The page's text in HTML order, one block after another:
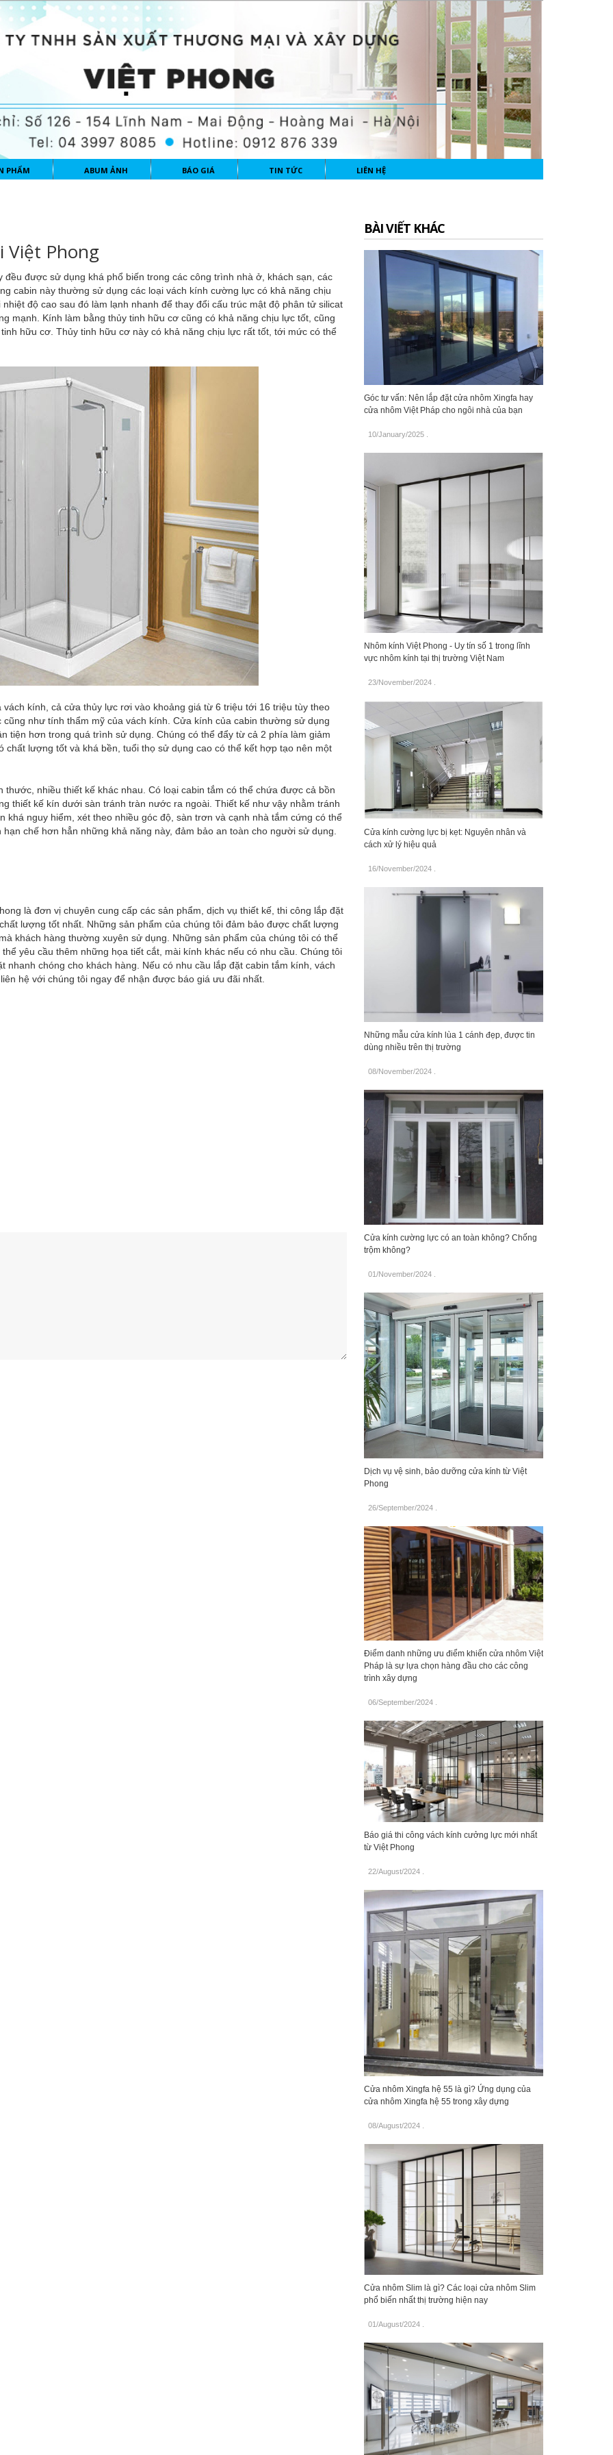
PHẨM ABUM ẢNH BÁO GIÁ TIN TỨC LIÊN HỆ
Việt Phong
được sử dụng khá phổ biến trong các công trình nhà ở, khách sạn, các
cabin này thường sử dụng các loại vách kính cường lực có khả năng chịu
độ cao sau đó làm lạnh nhanh để thay đổi cấu trúc mật độ phân tử silicat
mạnh. Kính làm bằng thủy tinh hữu cơ cũng có khả năng chịu lực tốt, cũng
hữu cơ. Thủy tinh hữu cơ này có khả năng chịu lực rất tốt, tới mức có thể
kính, cả cửa thủy lực rơi vào khoảng giá từ 6 triệu tới 16 triệu tùy theo
như tính thẩm mỹ của vách kính. Cửa kính của cabin thường sử dụng
tiện hơn trong quá trình sử dụng. Chúng có thể đẩy từ cả 2 phía làm giảm
lượng tốt và khá bền, tuổi thọ sử dụng cao có thể kết hợp tạo nên một
nhiều thiết kế khác nhau. Có loại cabin tắm có thể chứa được cả bồn
thiết kế kín dưới sàn tránh tràn nước ra ngoài. Thiết kế như vậy nhằm tránh
nguy hiểm, xét theo nhiều góc độ, sàn trơn và cạnh nhà tắm cứng có thể
chế hơn hẳn những khả năng này, đảm bảo an toàn cho người sử dụng.
là đơn vị chuyên cung cấp các sản phẩm, dịch vụ thiết kế, thi công lắp đặt
lượng tốt nhất. Những sản phẩm của chúng tôi đảm bảo được chất lượng
khách hàng thường xuyên sử dụng. Những sản phẩm của chúng tôi có thể
yêu cầu thêm những họa tiết cắt, mài kính khác nếu có nhu cầu. Chúng tôi
chóng cho khách hàng. Nếu có nhu cầu lắp đặt cabin tắm kính, vách
hệ với chúng tôi ngay để nhận được báo giá ưu đãi nhất.
BÀI VIẾT KHÁC
Góc tư vấn: Nên lắp đặt cửa nhôm Xingfa hay
cửa nhôm Việt Pháp cho ngôi nhà của bạn
10/January/2025.
Nhôm kính Việt Phong - Uy tín số 1 trong lĩnh
vực nhôm kính tại thị trường Việt Nam
23/November/2024.
Cửa kính cường lực bị kẹt: Nguyên nhân và
cách xử lý hiệu quả
16/November/2024.
Những mẫu cửa kính lùa 1 cánh đẹp, được tin
dùng nhiều trên thị trường
08/November/2024.
Cửa kính cường lực có an toàn không? Chống
trộm không?
01/November/2024.
Dịch vụ vệ sinh, bảo dưỡng cửa kính từ Việt
Phong
26/September/2024.
Điểm danh những ưu điểm khiến cửa nhôm Việt
Pháp là sự lựa chọn hàng đầu cho các công
trình xây dựng
06/September/2024.
Báo giá thi công vách kính cưởng lực mới nhất
từ Việt Phong
22/August/2024.
Cửa nhôm Xingfa hệ 55 là gì? Ứng dụng của
cửa nhôm Xingfa hệ 55 trong xây dựng
08/August/2024.
Cửa nhôm Slim là gì? Các loại cửa nhôm Slim
phổ biến nhất thị trường hiện nay
01/August/2024.